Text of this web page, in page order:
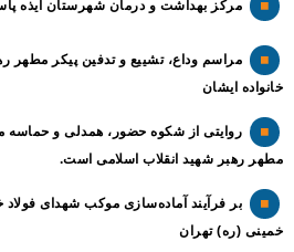
مرکز بهداشت و درمان شهرستان ایذه
مراسم وداع، تشییع و تدفین پیکر مطهر
خانواده ایشان
روایتی از شکوه حضور، همدلی و حماسه
مطهر رهبر شهید انقلاب اسلامی است.
بر فرآیند آماده‌سازی موکب شهدای
خمینی (ره) تهران